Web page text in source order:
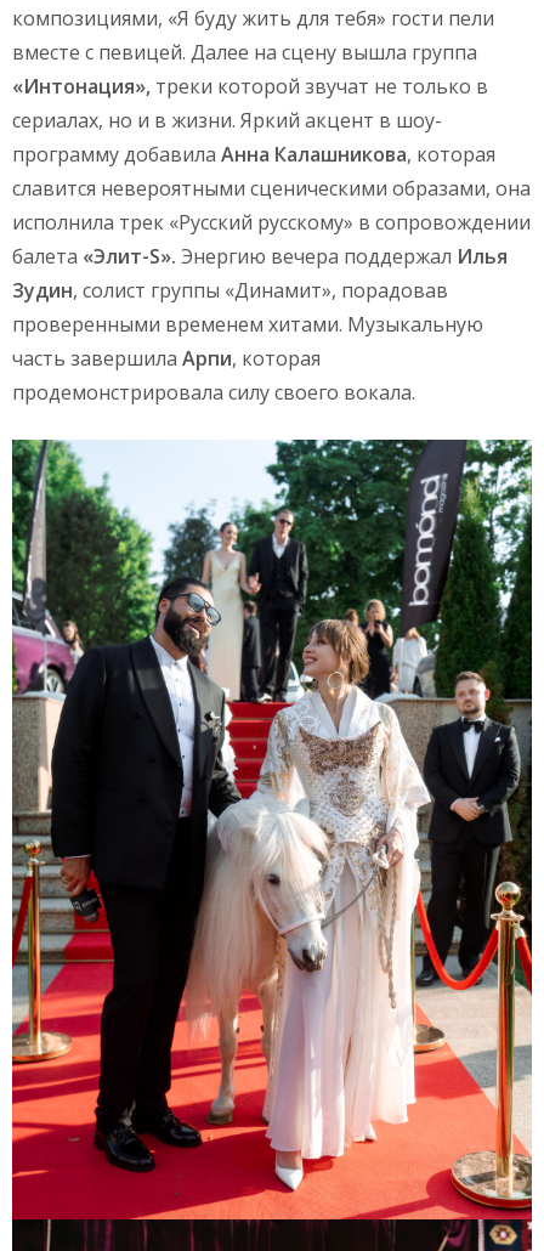
композициями, «Я буду жить для тебя» гости пели
вместе с певицей. Далее на сцену вышла группа
«Интонация», треки которой звучат не только в
сериалах, но и в жизни. Яркий акцент в шоу-
программу добавила Анна Калашникова, которая
славится невероятными сценическими образами, она
исполнила трек «Русский русскому» в сопровождении
балета «Элит-S». Энергию вечера поддержал Илья
Зудин, солист группы «Динамит», порадовав
проверенными временем хитами. Музыкальную
часть завершила Арпи, которая
продемонстрировала силу своего вокала.